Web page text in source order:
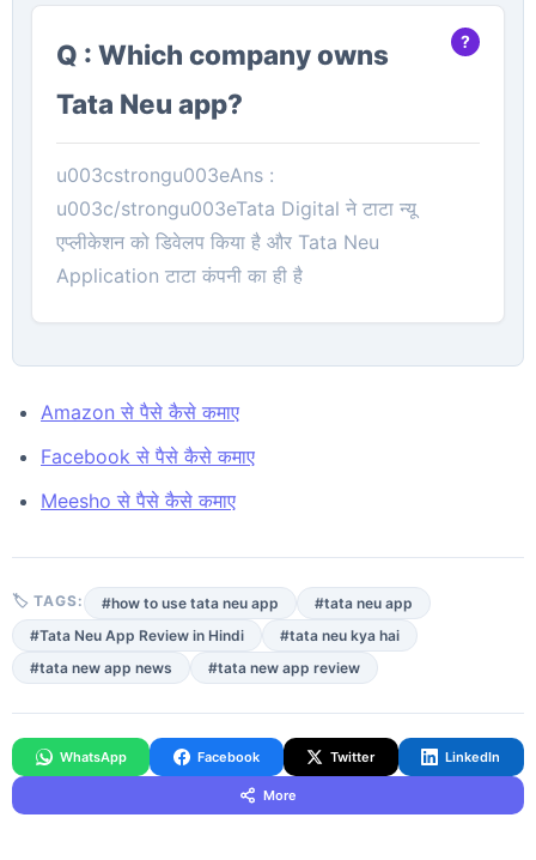
Q : Which company owns
Tata Neu app?
u003cstrongu003eAns :
u003c/strongu003eTata Digital ने टाटा न्यू
एप्लीकेशन को डिवेलप किया है और Tata Neu
Application टाटा कंपनी का ही है
Amazon से पैसे कैसे कमाए
Facebook से पैसे कैसे कमाए
Meesho से पैसे कैसे कमाए
🏷 TAGS: #how to use tata neu app
#tata neu app
#Tata Neu App Review in Hindi
#tata neu kya hai
#tata new app news
#tata new app review
WhatsApp Facebook Twitter LinkedIn
More